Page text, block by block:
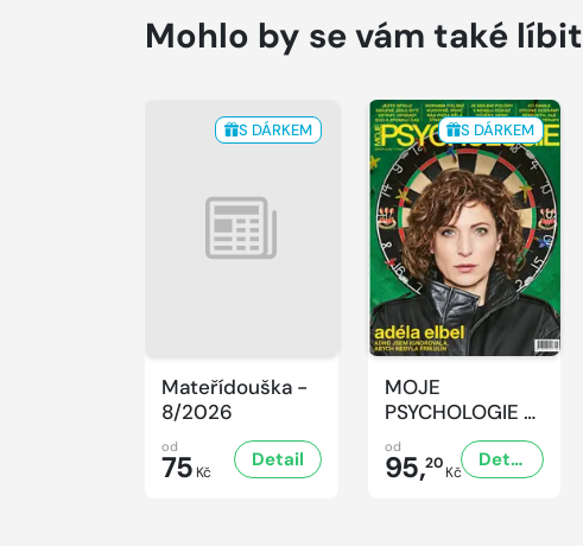
Mohlo by se vám také líbit
S DÁRKEM
Mateřídouška -
8/2026
od
75 Kč
Detail
S DÁRKEM
MOJE
PSYCHOLOGIE -
8/2026
od
95,20Kč
Detail